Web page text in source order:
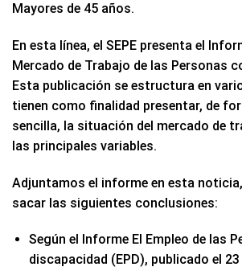
Mayores de 45 años.
En esta línea, el SEPE presenta el
Mercado de Trabajo de las Personas
Esta publicación se estructura en
tienen como finalidad presentar, de
sencilla, la situación del mercado de
las principales variables.
Adjuntamos el informe en esta
sacar las siguientes conclusiones:
Según el Informe El Empleo de las
discapacidad (EPD), publicado el